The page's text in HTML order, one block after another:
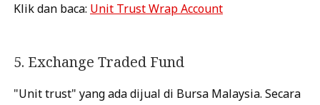
Klik dan baca: Unit Trust Wrap Account
5. Exchange Traded Fund
"Unit trust" yang ada dijual di Bursa Malaysia. Secara